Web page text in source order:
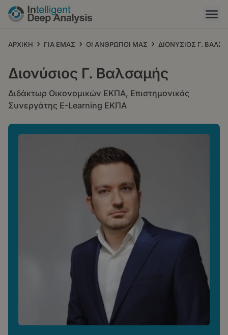
Παράκαμψη
προς
κυρίως
ΑΡΧΙΚΗ › ΓΙΑ ΕΜΑΣ › ΟΙ ΑΝΘΡΩΠΟΙ ΜΑΣ › ΔΙΟΝΥΣΙΟΣ Γ.
Διονύσιος Γ. Βαλσαμής
Διδάκτωρ Οικονομικών ΕΚΠΑ, Επιστημονικός
Συνεργάτης E-Learning ΕΚΠΑ